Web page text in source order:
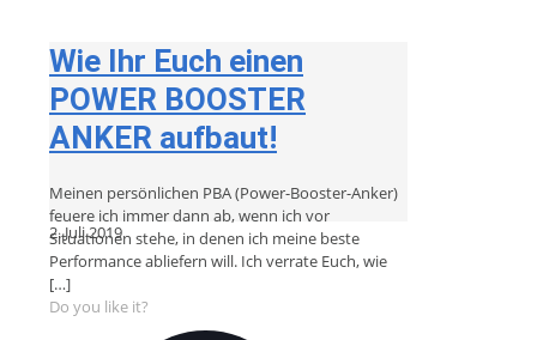
Wie Ihr Euch einen
POWER BOOSTER
ANKER aufbaut!
Meinen persönlichen PBA (Power-Booster-Anker)
feuere ich immer dann ab, wenn ich vor
Situationen stehe, in denen ich meine beste
Performance abliefern will. Ich verrate Euch, wie
[…]
Do you like it?
2. Juli 2019